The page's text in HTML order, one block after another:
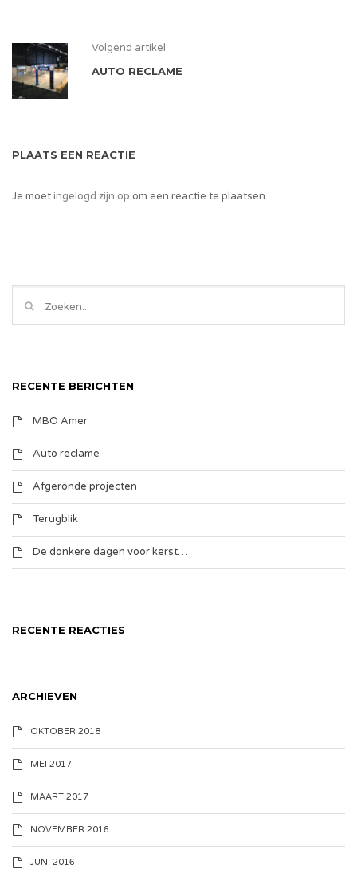
Volgend artikel
AUTO RECLAME
PLAATS EEN REACTIE
Je moetingelogd zijn op om een reactie te plaatsen.
RECENTE BERICHTEN
MBO Amer
Auto reclame
Afgeronde projecten
Terugblik
De donkere dagen voor kerst…
RECENTE REACTIES
ARCHIEVEN
OKTOBER 2018
MEI 2017
MAART 2017
NOVEMBER 2016
JUNI 2016